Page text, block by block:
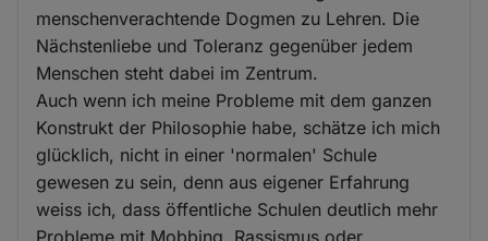
menschenverachtende Dogmen zu Lehren. Die
Nächstenliebe und Toleranz gegenüber jedem
Menschen steht dabei im Zentrum.
Auch wenn ich meine Probleme mit dem ganzen
Konstrukt der Philosophie habe, schätze ich mich
glücklich, nicht in einer 'normalen' Schule
gewesen zu sein, denn aus eigener Erfahrung
weiss ich, dass öffentliche Schulen deutlich mehr
Probleme mit Mobbing, Rassismus oder